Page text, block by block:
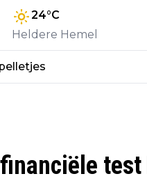
24°C
Heldere Hemel
test